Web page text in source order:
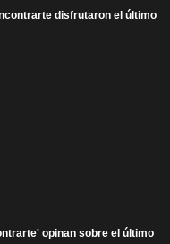
disfrutaron el último
opinan sobre el último